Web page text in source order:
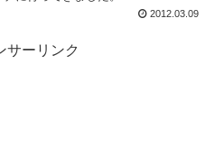
2012.03.09
サーリンク